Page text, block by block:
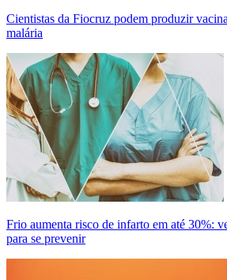
Cientistas da Fiocruz podem produzir
malária
Frio aumenta risco de infarto em até 30%:
para se prevenir